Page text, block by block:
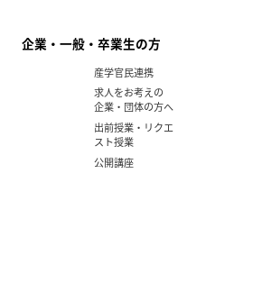
企業・一般・卒業生の方
産学官民連携
求人をお考えの
企業・団体の方へ
出前授業・リクエ
スト授業
公開講座